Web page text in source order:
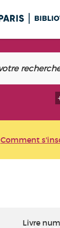
Comment
Livre